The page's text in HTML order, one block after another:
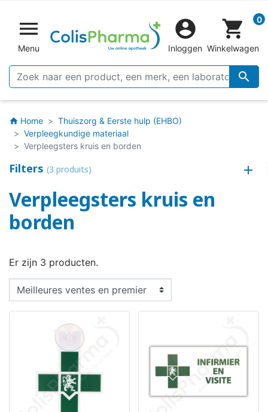

Menu


Inloggen
shopping_cart 0
Winkelwagen
home Home
Thuiszorg & Eerste hulp (EHBO)
Verpleegkundige materiaal
Verpleegsters kruis en borden
Filters (3 produits)
Verpleegsters kruis en
borden
Er zijn 3 producten.